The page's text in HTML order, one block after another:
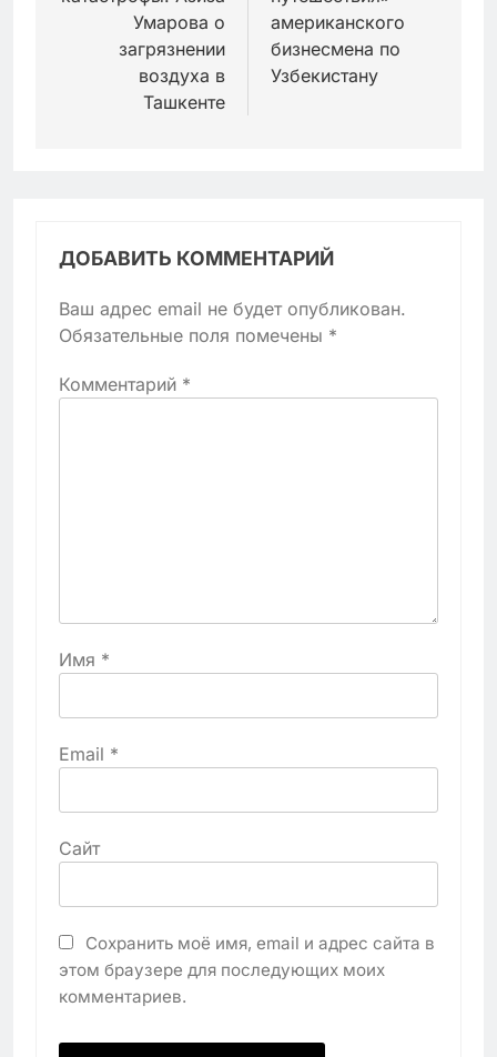
Умарова о
загрязнении
воздуха в
Ташкенте
американского
бизнесмена по
Узбекистану
ДОБАВИТЬ КОММЕНТАРИЙ
Ваш адрес email не будет опубликован.
Обязательные поля помечены *
Комментарий *
Имя *
Email *
Сайт
Сохранить моё имя, email и адрес сайта в
этом браузере для последующих моих
комментариев.